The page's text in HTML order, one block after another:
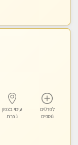
לפרטים
נוספים
עיסוי בצפון
נצרת